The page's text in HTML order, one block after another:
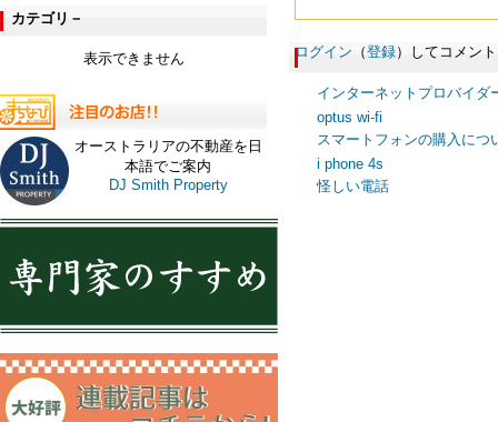
カテゴリ－
表示できません
オーストラリアの不動産を日
本語でご案内
DJ Smith Property
ログイン （登録）してコメン
インターネットプロバイダ
optus wi-fi
スマートフォンの購入につ
i phone 4s
怪しい電話